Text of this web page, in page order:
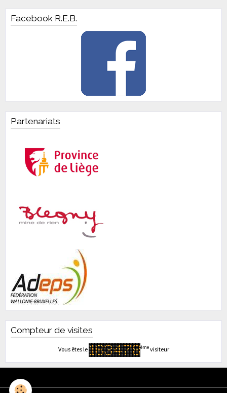
Facebook R.E.B.
Partenariats
Compteur de visites
Vous êtes le èmevisiteur